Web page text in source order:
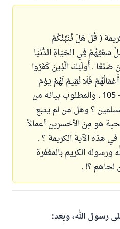
( قُلْ هَلْ نُنَبِّئُكُمْ
سَعْيُهُمْ فِي الْحَيَاةِ الدُّنْيَا
. أُولَئِكَ الَّذِينَ كَفَرُوا
فَلَا نُقِيمُ لَهُمْ يَوْمَ
الْقِيَامَةِ وَزْنًا ) الكهف/ 103 – 105 . والمطلوب بيانه من
؟ وهل من لم يتبع
هو مِنَ الأخسرين أعمالاً
هذه الآية الكريمة ؟ .
ورسوله الكريم بالمغفرة
لحاهم ؟! .
رسول الله، وبعد: